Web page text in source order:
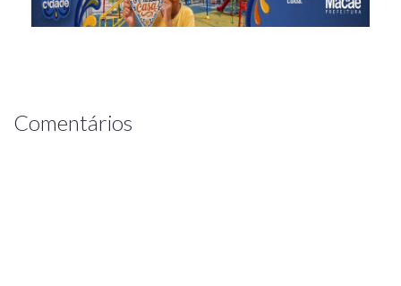
Comentários